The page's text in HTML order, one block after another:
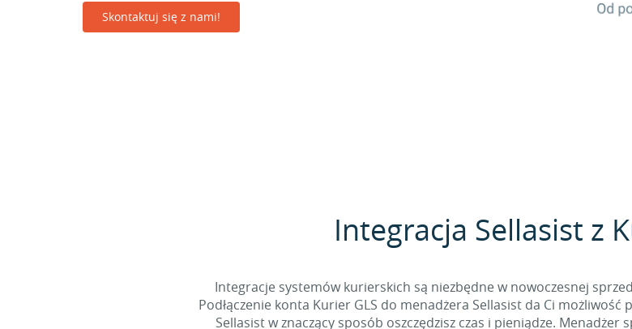
Skontaktuj się z nami!
Integracja Sellasist z
Integracje systemów kurierskich są niezbędne w nowoczesnej
Podłączenie konta Kurier GLS do menadżera Sellasist da Ci możliwość
Sellasist w znaczący sposób oszczędzisz czas i pieniądze. Menadżer